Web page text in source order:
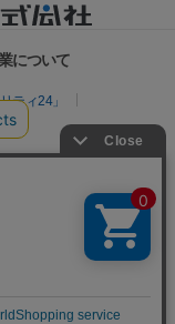
について
ティ24」